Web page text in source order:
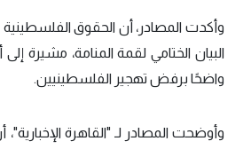
وأكدت المصادر، أن الحقوق
البيان الختامي لقمة المنامة، مشيرة
واضحًا برفض تهجير الفلسطينيين.
وأوضحت المصادر لـ "القاهرة الإخبارية"،